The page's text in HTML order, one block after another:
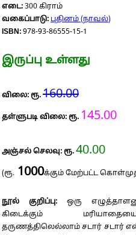
எடை: 300 கிராம்
வகைப்பாடு: புதினம் (நாவல்)
ISBN: 978-93-86555-15-1
இருப்பு உள்ளது
விலை: ரூ. 160.00
தள்ளுபடி விலை: ரூ. 145.00
அஞ்சல் செலவு: ரூ. 40.00
(ரூ. 1000க்கும் மேற்பட்ட
நூல் குறிப்பு: ஒரு
கிடைக்கும்
தருணத்திலெல்லாம் சடார் சடார்